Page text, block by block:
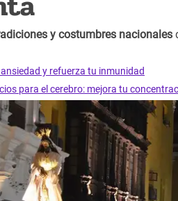
y costumbres nacionales
y refuerza tu inmunidad
para el cerebro: mejora tu